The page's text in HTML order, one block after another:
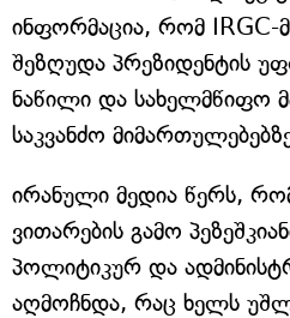
ინფორმაცია, რომ IRGC-
შეზღუდა პრეზიდენტის
ნაწილი და სახელმწიფო
საკვანძო
ირანული მედია წერს,
ვითარების გამო
პოლიტიკურ და
აღმოჩნდა, რაც ხელს